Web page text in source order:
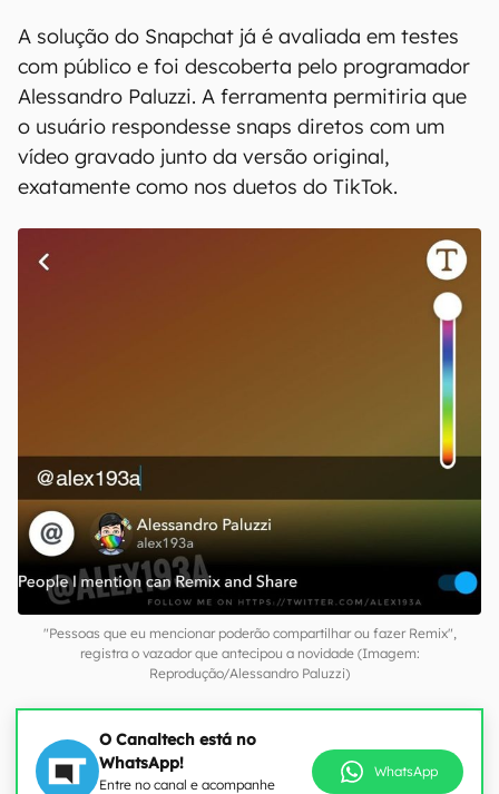
A solução do Snapchat já é avaliada em testes
com público e foi descoberta pelo programador
Alessandro Paluzzi. A ferramenta permitiria que
o usuário respondesse snaps diretos com um
vídeo gravado junto da versão original,
exatamente como nos duetos do TikTok.
"Pessoas que eu mencionar poderão compartilhar ou fazer Remix",
registra o vazador que antecipou a novidade (Imagem:
Reprodução/Alessandro Paluzzi)
O Canaltech está no
WhatsApp!
Entre no canal e acompanhe
WhatsApp